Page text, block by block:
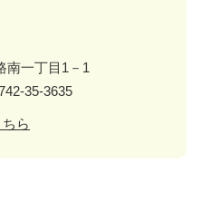
南一丁目1－1
35-3635
ら